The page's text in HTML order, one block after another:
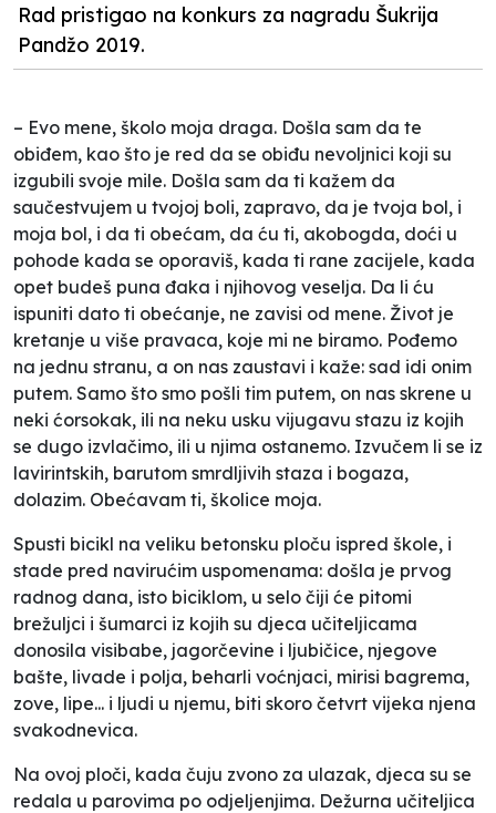
Rad pristigao na konkurs za nagradu Šukrija
Pandžo 2019.
– Evo mene, školo moja draga. Došla sam da te
obiđem, kao što je red da se obiđu nevoljnici koji su
izgubili svoje mile. Došla sam da ti kažem da
saučestvujem u tvojoj boli, zapravo, da je tvoja bol, i
moja bol, i da ti obećam, da ću ti, akobogda, doći u
pohode kada se oporaviš, kada ti rane zacijele, kada
opet budeš puna đaka i njihovog veselja. Da li ću
ispuniti dato ti obećanje, ne zavisi od mene. Život je
kretanje u više pravaca, koje mi ne biramo. Pođemo
na jednu stranu, a on nas zaustavi i kaže: sad idi onim
putem. Samo što smo pošli tim putem, on nas skrene u
neki ćorsokak, ili na neku usku vijugavu stazu iz kojih
se dugo izvlačimo, ili u njima ostanemo. Izvučem li se iz
lavirintskih, barutom smrdljivih staza i bogaza,
dolazim. Obećavam ti, školice moja.
Spusti bicikl na veliku betonsku ploču ispred škole, i
stade pred navirućim uspomenama: došla je prvog
radnog dana, isto biciklom, u selo čiji će pitomi
brežuljci i šumarci iz kojih su djeca učiteljicama
donosila visibabe, jagorčevine i ljubičice, njegove
bašte, livade i polja, beharli voćnjaci, mirisi bagrema,
zove, lipe... i ljudi u njemu, biti skoro četvrt vijeka njena
svakodnevica.
Na ovoj ploči, kada čuju zvono za ulazak, djeca su se
redala u parovima po odjeljenjima. Dežurna učiteljica